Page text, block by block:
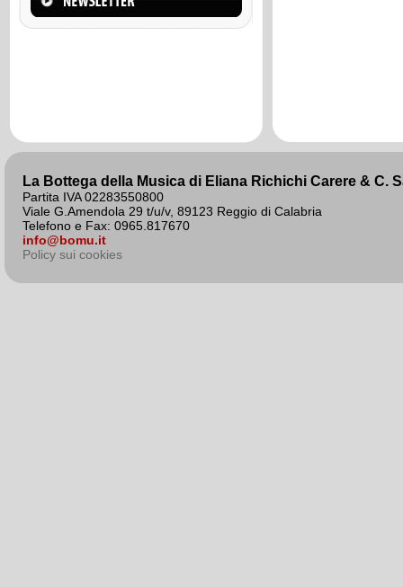
Mercoledì 22 marzo 2023
Suono l'ukulele in 8 lezioni
La Bottega della Musica di Eliana Richichi Carere & C.
Partita IVA 02283550800
Viale G.Amendola 29 t/u/v, 89123 Reggio di Calabria
Telefono e Fax: 0965.817670
info@bomu.it
Policy sui cookies